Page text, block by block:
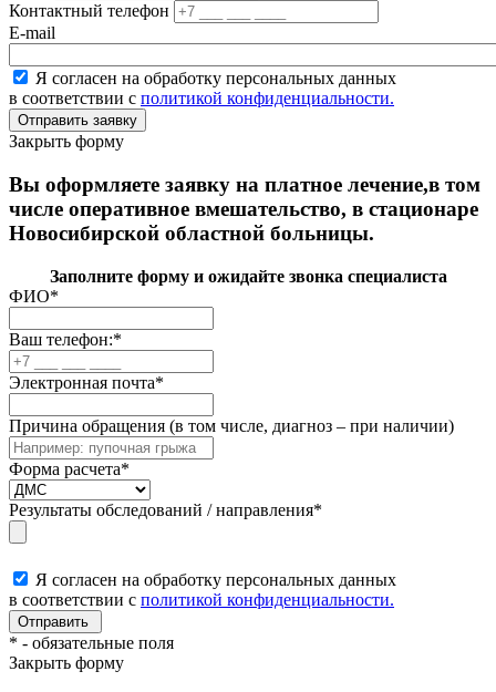
Контактный телефон
E-mail
Я согласен на обработку персональных данных
в соответствии с политикой конфиденциальности.
Закрыть форму
Вы оформляете заявку на платное лечение,в том
числе оперативное вмешательство, в стационаре
Новосибирской областной больницы.
Заполните форму и ожидайте звонка специалиста
ФИО*
Ваш телефон:*
Электронная почта*
Причина обращения (в том числе, диагноз – при наличии)
Форма расчета*
Результаты обследований / направления*
Я согласен на обработку персональных данных
в соответствии с политикой конфиденциальности.
* - обязательные поля
Закрыть форму